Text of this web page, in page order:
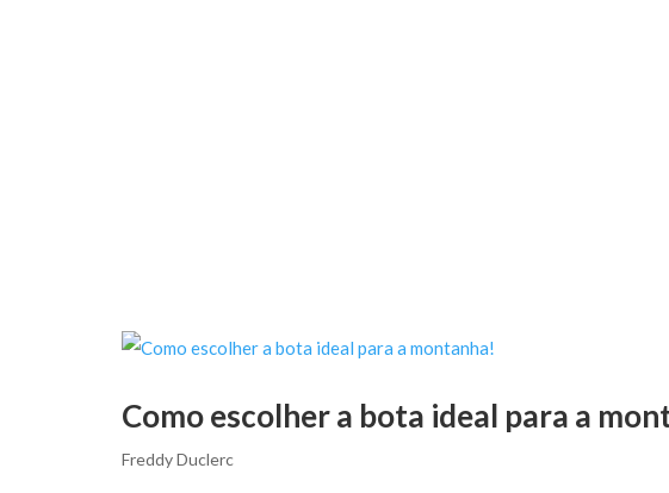
Como escolher a bota ideal para a
Freddy Duclerc